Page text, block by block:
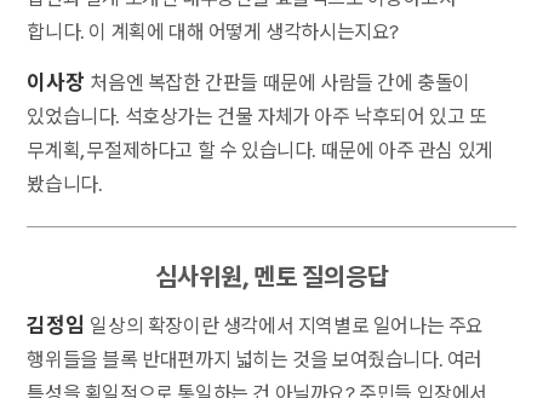
합니다. 이 계획에 대해 어떻게 생각하시는지요?
이사장 처음엔 복잡한 간판들 때문에 사람들 간에 충돌이
있었습니다. 석호상가는 건물 자체가 아주 낙후되어 있고 또
무계획, 무절제하다고 할 수 있습니다. 때문에 아주 관심 있게
봤습니다.
심사위원, 멘토 질의응답
김정임 일상의 확장이란 생각에서 지역별로 일어나는 주요
행위들을 블록 반대편까지 넓히는 것을 보여줬습니다. 여러
특성을 획일적으로 통일하는 건 아닐까요? 주민들 입장에서